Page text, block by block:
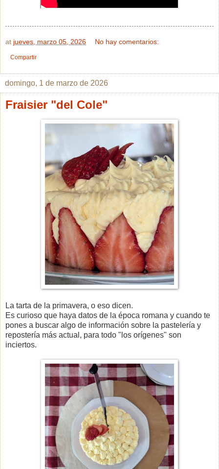
at jueves, marzo 05, 2026 No hay comentarios:
Compartir
domingo, 1 de marzo de 2026
Fraisier "del Cole"
La tarta de la primavera, o eso dicen.
Es curioso que haya datos de la época romana y cuando te
pones a buscar algo de información sobre la pastelería y
repostería más actual, para todo "los orígenes" son
inciertos.